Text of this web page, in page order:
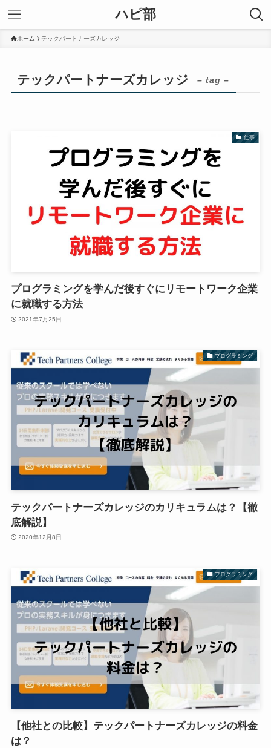
ハピ部
ホーム テックパートナーズカレッジ
テックパートナーズカレッジ – tag –
仕事
プログラミングを学んだ後すぐにリモートワーク企業
に就職する方法
2021年7月25日
プログラミング
テックパートナーズカレッジのカリキュラムは？【徹
底解説】
2020年12月8日
プログラミング
【他社との比較】テックパートナーズカレッジの料金
は？